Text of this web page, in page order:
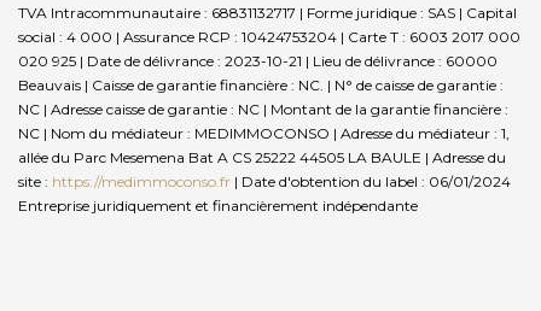
TVA Intracommunautaire : 68831132717 | Forme juridique : SAS | Capital
social : 4 000 | Assurance RCP : 10424753204 | Carte T : 6003 2017 000
020 925 | Date de délivrance : 2023-10-21 | Lieu de délivrance : 60000
Beauvais | Caisse de garantie financière : NC. | N° de caisse de garantie :
NC | Adresse caisse de garantie : NC | Montant de la garantie financière :
NC | Nom du médiateur : MEDIMMOCONSO | Adresse du médiateur : 1,
allée du Parc Mesemena Bat A CS 25222 44505 LA BAULE | Adresse du
site : https://medimmoconso.fr | Date d'obtention du label : 06/01/2024
Entreprise juridiquement et financièrement indépendante